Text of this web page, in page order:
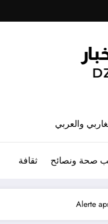
والعربي
صحة ونصائح ثقافة
Alerte